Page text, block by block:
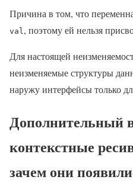
Причина в том, что
val, поэтому ей нельзя
Для настоящей
неизменяемые структуры
наружу интерфейсы только
Дополнительный
контекстные
зачем они